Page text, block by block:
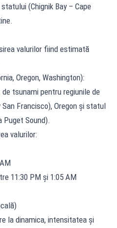
(Chignik Bay – Cape
valurilor fiind estimată
Oregon, Washington):
tsunami pentru regiunile de
Francisco), Oregon și statul
Puget Sound).
valurilor:
11:30 PM și 1:05 AM
la dinamica, intensitatea și